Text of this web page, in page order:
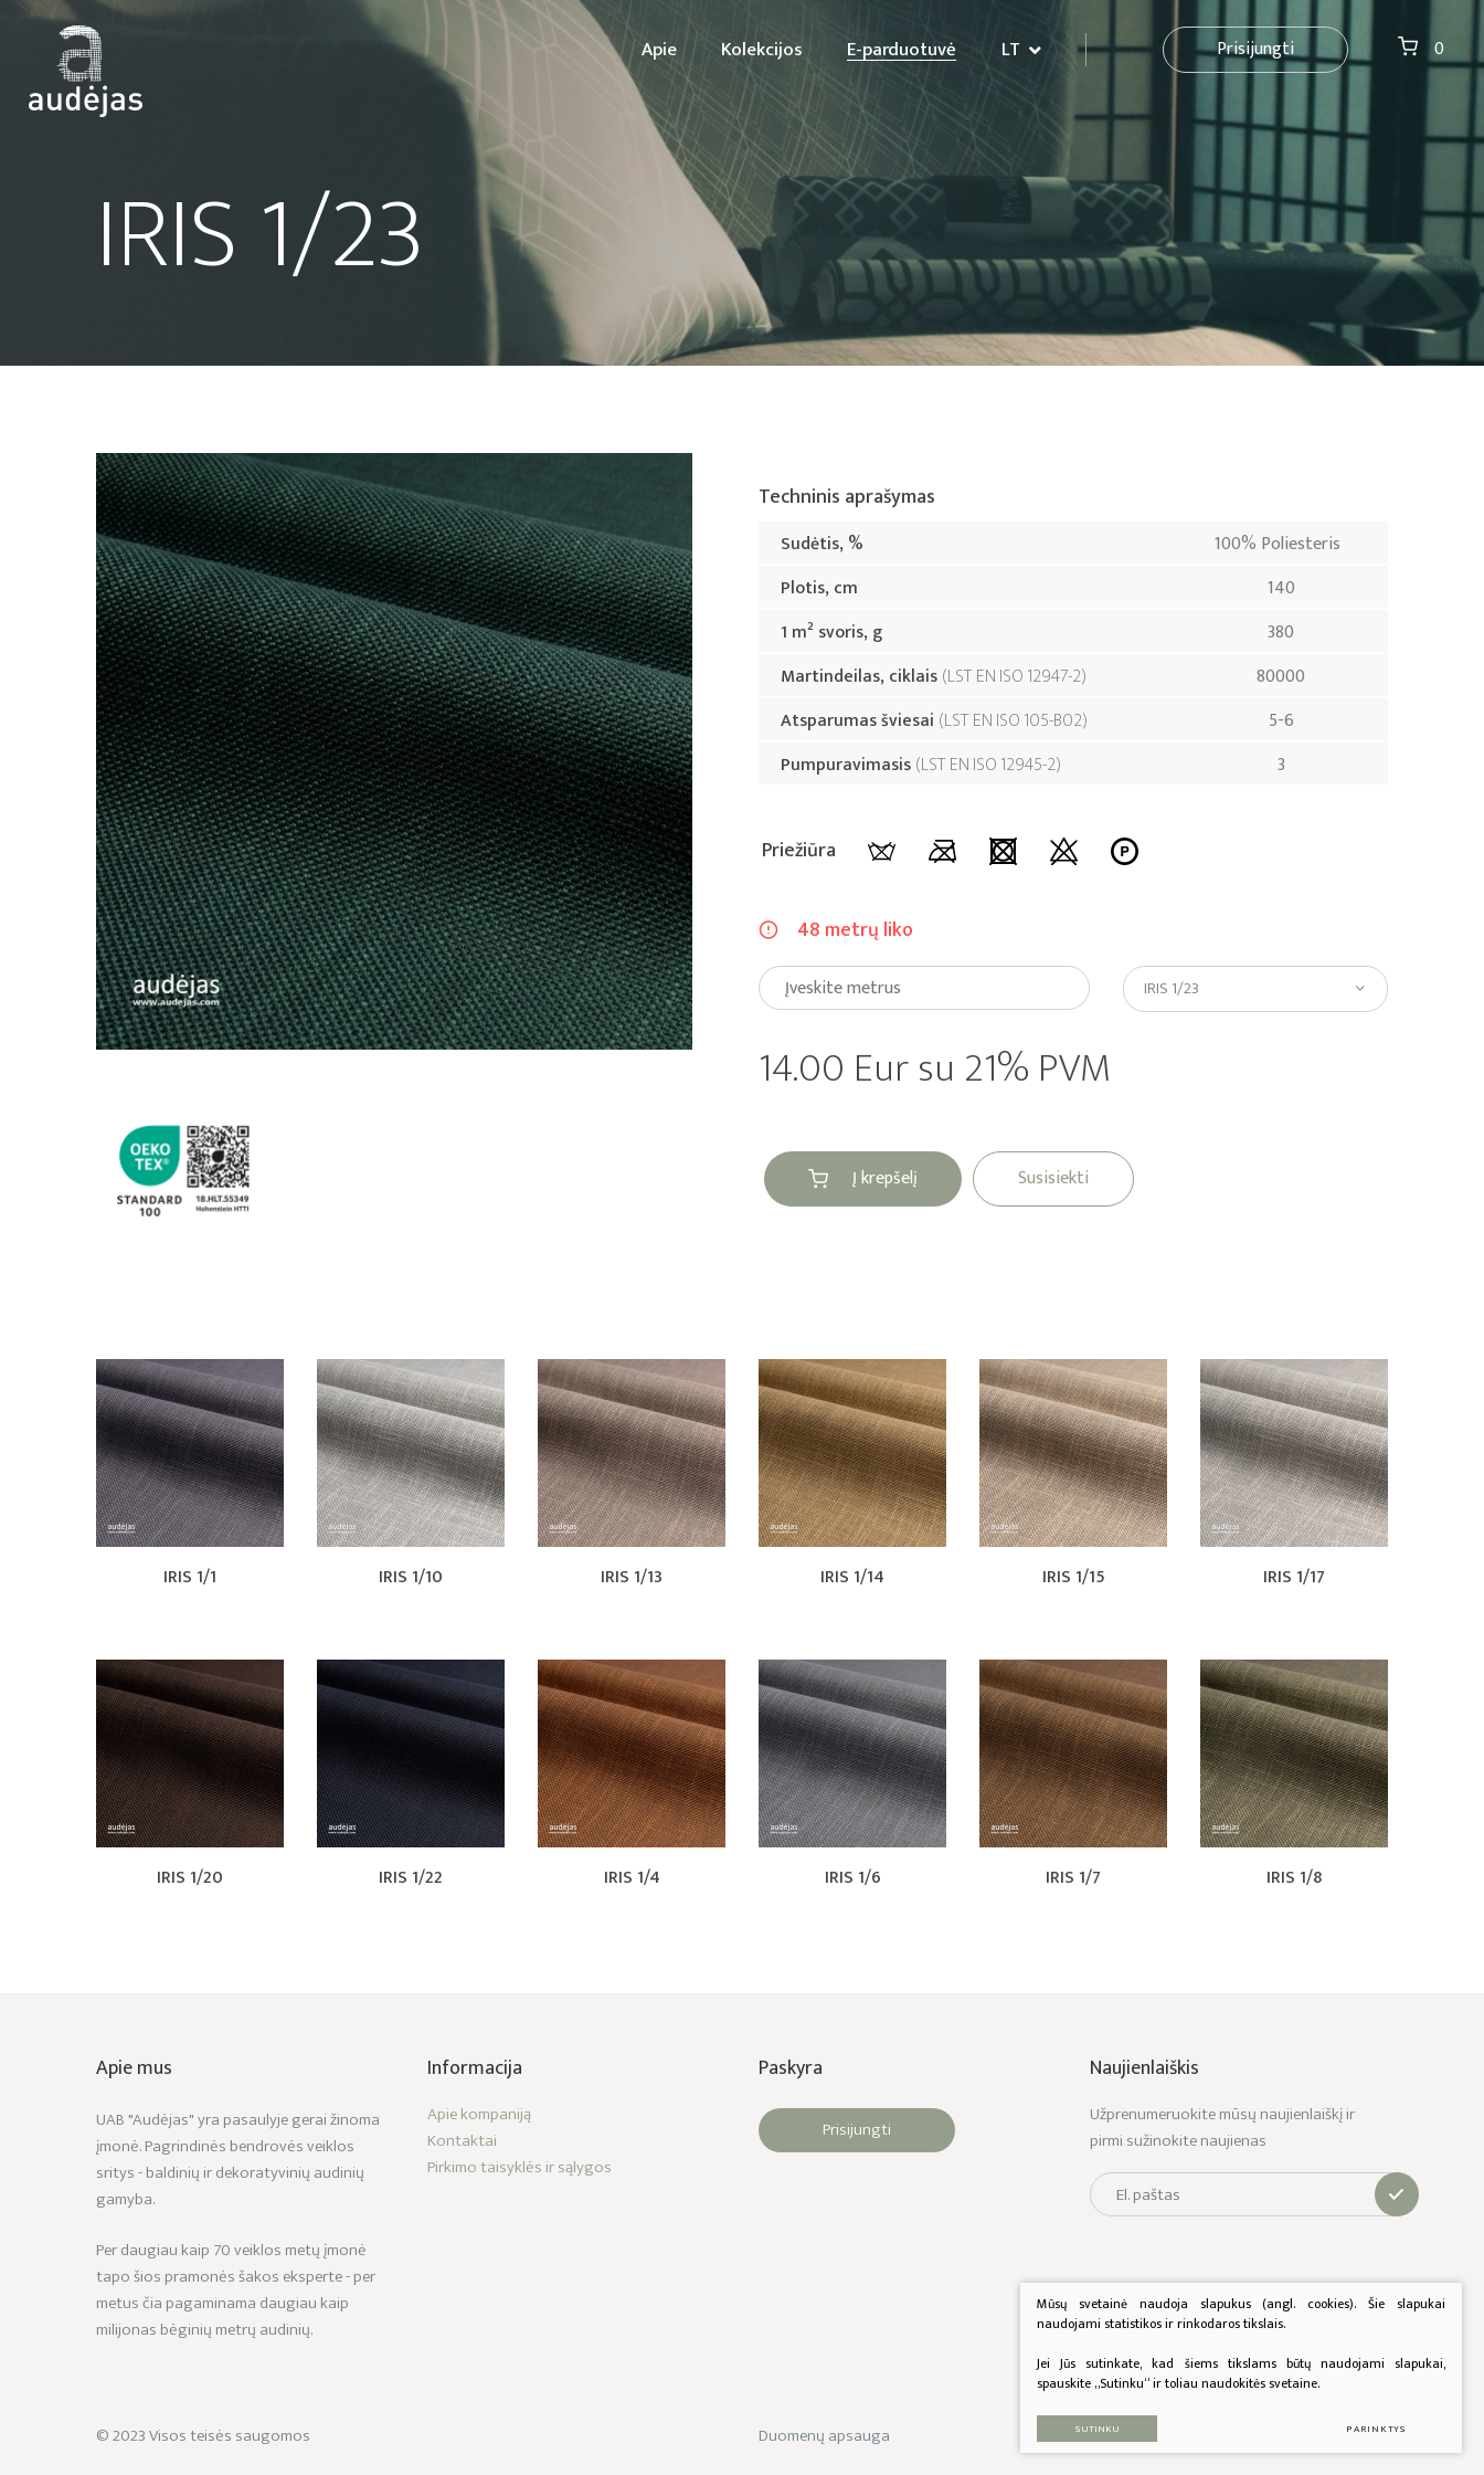
Apie Kolekcijos E-parduotuvė LT Prisijungti 0
IRIS 1/23
Techninis aprašymas
Sudėtis, %
100% Poliesteris
Plotis, cm
140
1 m² svoris, g
380
Martindeilas, ciklais LST EN ISO 12947-2
80000
Atsparumas šviesai LST EN ISO 105-B02
5-6
Pumpuravimasis LST EN ISO 12945-2 3
Priežiūra
48 metrų liko
IRIS 1/23
14.00 Eur su 21% PVM
Į krepšelį Susisiekti
IRIS 1/1 IRIS 1/10 IRIS 1/13 IRIS 1/14 IRIS 1/15 IRIS 1/17
IRIS 1/20 IRIS 1/22 IRIS 1/4 IRIS 1/6 IRIS 1/7 IRIS 1/8
Apie mus
UAB "Audėjas" yra pasaulyje gerai žinoma
įmonė. Pagrindinės bendrovės veiklos
sritys - baldinių ir dekoratyvinių audinių
gamyba.
Per daugiau kaip 70 veiklos metų įmonė
tapo šios pramonės šakos eksperte - per
metus čia pagaminama daugiau kaip
milijonas bėginių metrų audinių.
Informacija
Apie kompaniją
Kontaktai
Pirkimo taisyklės ir sąlygos
Paskyra
Prisijungti
Naujienlaiškis
Užprenumeruokite mūsų naujienlaiškį ir
pirmi sužinokite naujienas
© 2023 Visos teisės saugomos Duomenų apsauga
Mūsų svetainė naudoja slapukus (angl. cookies). Šie slapukai
naudojami statistikos ir rinkodaros tikslais.
Jei Jūs sutinkate, kad šiems tikslams būtų naudojami slapukai,
spauskite „Sutinku“ ir toliau naudokitės svetaine.
SUTINKU PARINKTYS